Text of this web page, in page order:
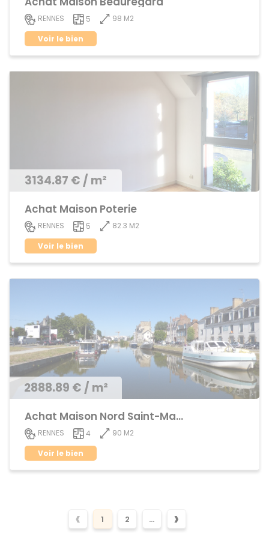
RENNES 5
98 M2
Voir le bien
3134.87 € / m²
Achat Maison Poterie
RENNES 5
82.3 M2
Voir le bien
2888.89 € / m²
Achat Maison Nord Saint-Martin
RENNES 4
90 M2
Voir le bien
‹ 1 2 ... ›